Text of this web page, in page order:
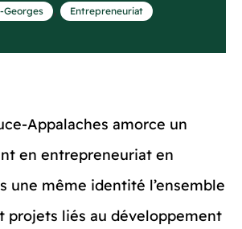
Georges
, Entrepreneuriat
Appalaches amorce un
en entrepreneuriat en
une même identité l’ensemble
projets liés au développement